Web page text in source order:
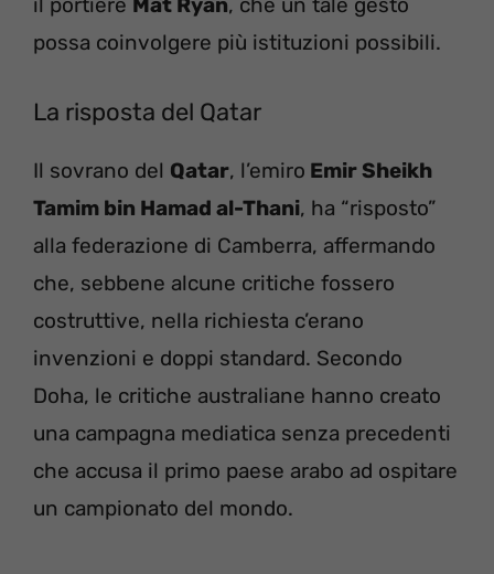
il portiere Mat Ryan, che un tale gesto
possa coinvolgere più istituzioni possibili.
La risposta del Qatar
Il sovrano del Qatar, l’emiro Emir Sheikh
Tamim bin Hamad al-Thani, ha “risposto”
alla federazione di Camberra, affermando
che, sebbene alcune critiche fossero
costruttive, nella richiesta c’erano
invenzioni e doppi standard. Secondo
Doha, le critiche australiane hanno creato
una campagna mediatica senza precedenti
che accusa il primo paese arabo ad ospitare
un campionato del mondo.